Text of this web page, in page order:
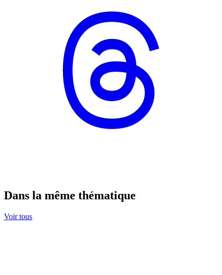
Dans la même thématique
Voir tous